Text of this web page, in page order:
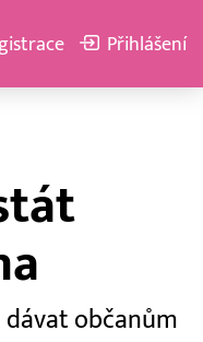
Přihlášení
občanům